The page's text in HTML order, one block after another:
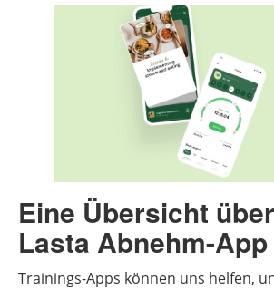
Eine Übersicht
Lasta Abnehm-App
Trainings-Apps können uns helfen,